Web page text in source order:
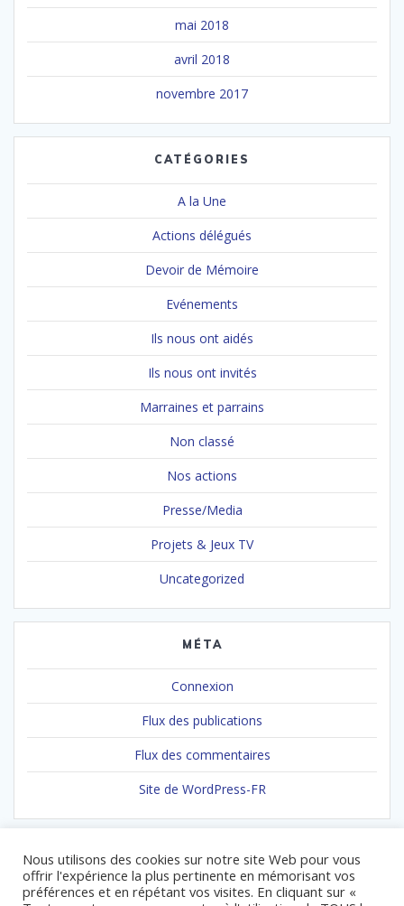
mai 2018
avril 2018
novembre 2017
CATÉGORIES
A la Une
Actions délégués
Devoir de Mémoire
Evénements
Ils nous ont aidés
Ils nous ont invités
Marraines et parrains
Non classé
Nos actions
Presse/Media
Projets & Jeux TV
Uncategorized
MÉTA
Connexion
Flux des publications
Flux des commentaires
Site de WordPress-FR
Nous utilisons des cookies sur notre site Web pour vous
offrir l'expérience la plus pertinente en mémorisant vos
préférences et en répétant vos visites. En cliquant sur «